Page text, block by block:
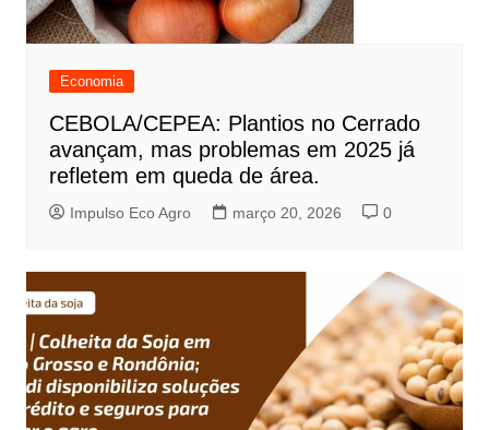
Economia
CEBOLA/CEPEA: Plantios no Cerrado
avançam, mas problemas em 2025 já
refletem em queda de área.
Impulso Eco Agro março 20, 2026 0